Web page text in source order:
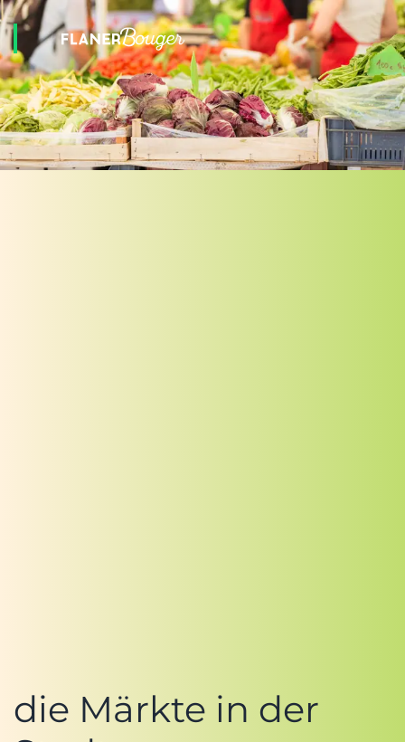
die Märkte in der